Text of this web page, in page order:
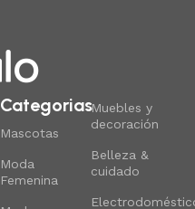
Categorias
Mascotas
Moda
Femenina
Muebles y
decoración
Belleza &
cuidado